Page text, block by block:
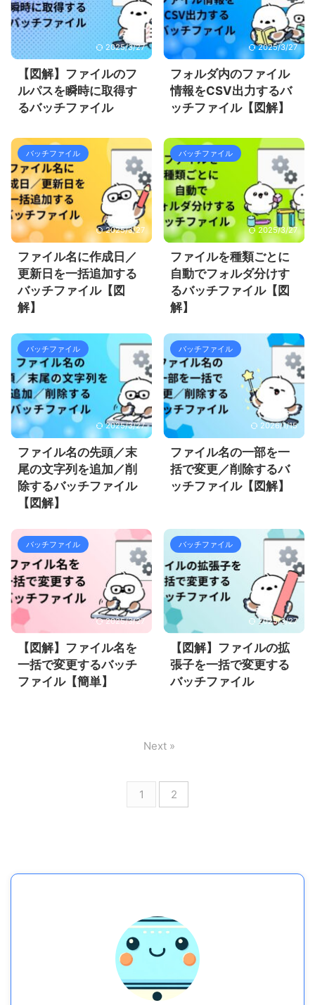
2025/3/27
【図解】ファイルのフ
ルパスを瞬時に取得す
るバッチファイル
2025/3/27
フォルダ内のファイル
情報をCSV出力するバ
ッチファイル【図解】
バッチファイル
2025/3/27
ファイル名に作成日／
更新日を一括追加する
バッチファイル【図
解】
バッチファイル
2025/3/27
ファイルを種類ごとに
自動でフォルダ分けす
るバッチファイル【図
解】
バッチファイル
2025/3/27
ファイル名の先頭／末
尾の文字列を追加／削
除するバッチファイル
【図解】
バッチファイル
2026/1/15
ファイル名の一部を一
括で変更／削除するバ
ッチファイル【図解】
バッチファイル
2025/3/27
【図解】ファイル名を
一括で変更するバッチ
ファイル【簡単】
バッチファイル
2025/3/27
【図解】ファイルの拡
張子を一括で変更する
バッチファイル
1 2
Next »